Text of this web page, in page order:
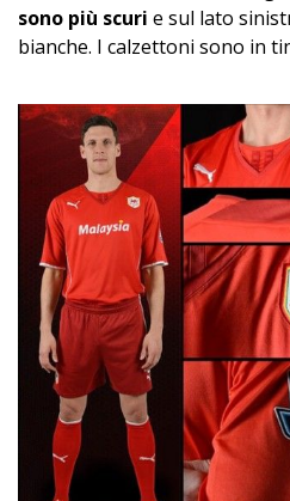
sono più scuri e sul lato
bianche. I calzettoni sono in